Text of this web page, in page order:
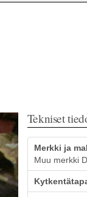
Tekniset
Merkki ja
Muu merkki